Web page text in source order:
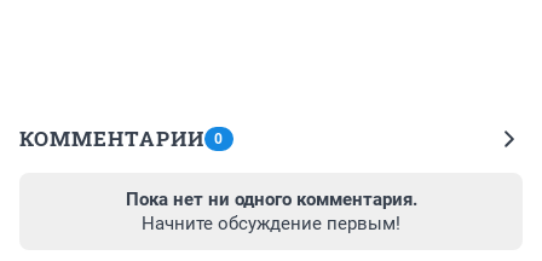
КОММЕНТАРИИ 0
Пока нет ни одного комментария.
Начните обсуждение первым!